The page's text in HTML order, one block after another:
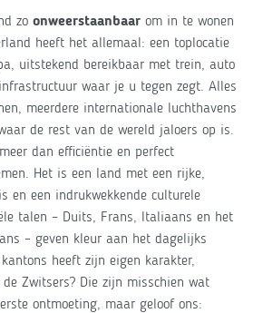
zo onweerstaanbaar om in te wonen
heeft het allemaal: een toplocatie
uitstekend bereikbaar met trein, auto
waar je u tegen zegt. Alles
meerdere internationale luchthavens
de rest van de wereld jaloers op is.
dan efficiëntie en perfect
Het is een land met een rijke,
en een indrukwekkende culturele
talen – Duits, Frans, Italiaans en het
– geven kleur aan het dagelijks
heeft zijn eigen karakter,
Zwitsers? Die zijn misschien wat
ontmoeting, maar geloof ons: